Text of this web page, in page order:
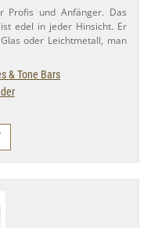
Profis und Anfänger. Das
edel in jeder Hinsicht. Er
oder Leichtmetall, man
& Tone Bars